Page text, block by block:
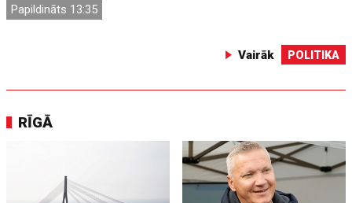
Papildināts 13:35
Vairāk POLITIKA
RĪGĀ